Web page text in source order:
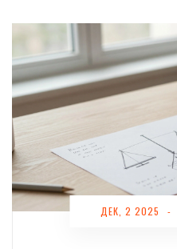
ДЕК, 2 2025 -